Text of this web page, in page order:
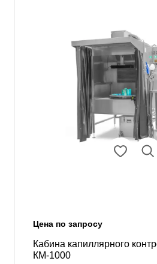
Цена по запросу
Кабина капиллярного
КМ-1000